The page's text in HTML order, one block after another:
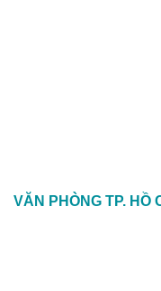
VĂN PHÒNG TP. HỒ